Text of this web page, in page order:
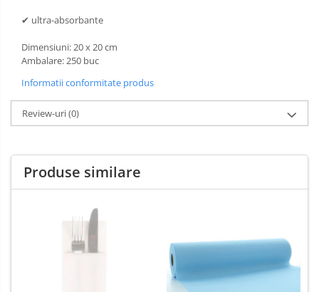
✔ ultra-absorbante
Dimensiuni: 20 x 20 cm
Ambalare: 250 buc
Informatii conformitate produs
Review-uri(0)
Produse similare